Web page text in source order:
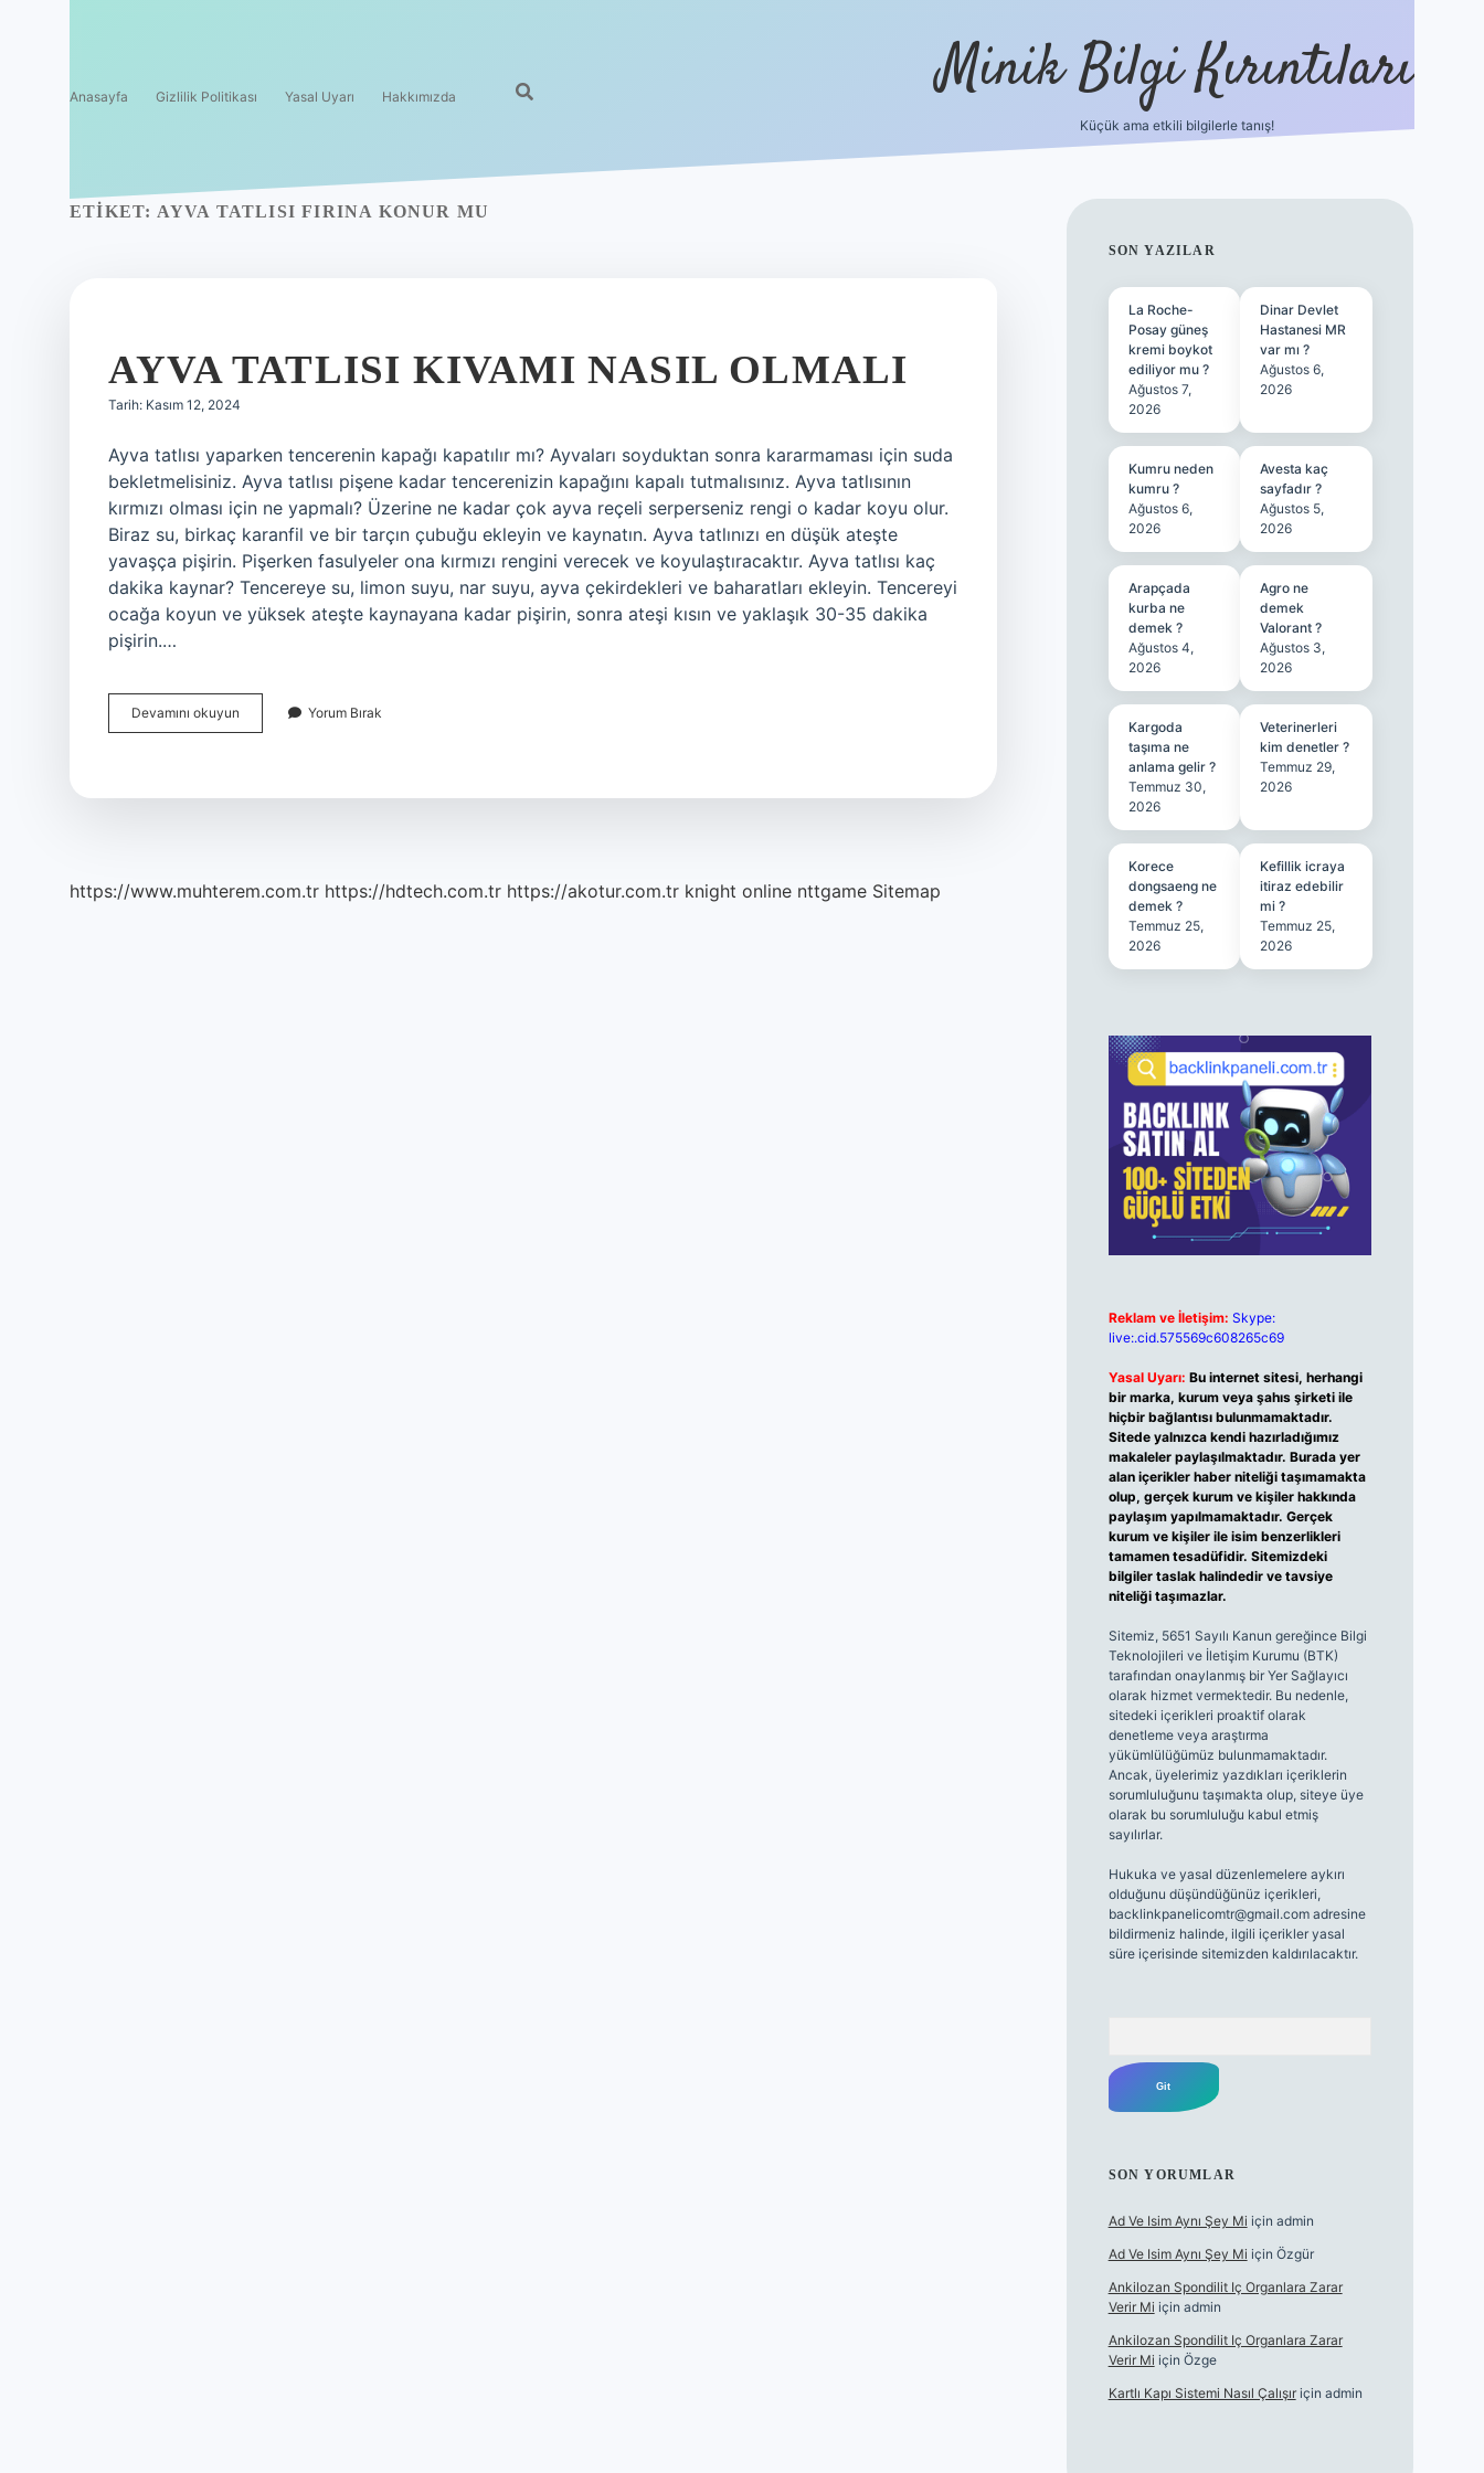
Anasayfa Gizlilik Politikası Yasal Uyarı Hakkımızda Minik Bilgi Kırıntıları
Küçük ama etkili bilgilerle tanış!
ETIKET: AYVA TATLISI FIRINA KONUR MU
AYVA TATLISI KIVAMI NASIL OLMALI
Tarih: Kasım 12, 2024
Ayva tatlısı yaparken tencerenin kapağı kapatılır mı? Ayvaları soyduktan sonra kararmaması için suda
bekletmelisiniz. Ayva tatlısı pişene kadar tencerenizin kapağını kapalı tutmalısınız. Ayva tatlısının
kırmızı olması için ne yapmalı? Üzerine ne kadar çok ayva reçeli serperseniz rengi o kadar koyu olur.
Biraz su, birkaç karanfil ve bir tarçın çubuğu ekleyin ve kaynatın. Ayva tatlınızı en düşük ateşte
yavaşça pişirin. Pişerken fasulyeler ona kırmızı rengini verecek ve koyulaştıracaktır. Ayva tatlısı kaç
dakika kaynar? Tencereye su, limon suyu, nar suyu, ayva çekirdekleri ve baharatları ekleyin. Tencereyi
ocağa koyun ve yüksek ateşte kaynayana kadar pişirin, sonra ateşi kısın ve yaklaşık 30-35 dakika
pişirin.…
Devamını okuyun
Tatlısı
Yorum Bırak
https://www.muhterem.com.tr https://hdtech.com.tr https://akotur.com.tr knight online nttgame Sitemap
SIDEBAR
SON YAZILAR
La Roche-
Posay güneş
kremi boykot
ediliyor mu ?
Ağustos 7,
2026
Dinar Devlet
Hastanesi MR
var mı ?
Ağustos 6,
2026
Kumru neden
kumru ?
Ağustos 6,
2026
Avesta kaç
sayfadır ?
Ağustos 5,
2026
Arapçada
kurba ne
demek ?
Ağustos 4,
2026
Agro ne
demek
Valorant ?
Ağustos 3,
2026
Kargoda
taşıma ne
anlama gelir ?
Temmuz 30,
2026
Veterinerleri
kim denetler ?
Temmuz 29,
2026
Korece
dongsaeng ne
demek ?
Temmuz 25,
2026
Kefillik icraya
itiraz edebilir
mi ?
Temmuz 25,
2026
Reklam ve İletişim: Skype:
live:.cid.575569c608265c69
Yasal Uyarı: Bu internet sitesi, herhangi
bir marka, kurum veya şahıs şirketi ile
hiçbir bağlantısı bulunmamaktadır.
Sitede yalnızca kendi hazırladığımız
makaleler paylaşılmaktadır. Burada yer
alan içerikler haber niteliği taşımamakta
olup, gerçek kurum ve kişiler hakkında
paylaşım yapılmamaktadır. Gerçek
kurum ve kişiler ile isim benzerlikleri
tamamen tesadüfidir. Sitemizdeki
bilgiler taslak halindedir ve tavsiye
niteliği taşımazlar.
Sitemiz, 5651 Sayılı Kanun gereğince Bilgi
Teknolojileri ve İletişim Kurumu (BTK)
tarafından onaylanmış bir Yer Sağlayıcı
olarak hizmet vermektedir. Bu nedenle,
sitedeki içerikleri proaktif olarak
denetleme veya araştırma
yükümlülüğümüz bulunmamaktadır.
Ancak, üyelerimiz yazdıkları içeriklerin
sorumluluğunu taşımakta olup, siteye üye
olarak bu sorumluluğu kabul etmiş
sayılırlar.
Hukuka ve yasal düzenlemelere aykırı
olduğunu düşündüğünüz içerikleri,
backlinkpanelicomtr@gmail.comadresine
bildirmeniz halinde, ilgili içerikler yasal
süre içerisinde sitemizden kaldırılacaktır.
SON YORUMLAR
Ad Ve Isim Aynı Şey Mi için admin
Ad Ve Isim Aynı Şey Mi için Özgür
Ankilozan Spondilit Iç Organlara Zarar
Verir Mi için admin
Ankilozan Spondilit Iç Organlara Zarar
Verir Mi için Özge
Kartlı Kapı Sistemi Nasıl Çalışıriçin admin
ilbet